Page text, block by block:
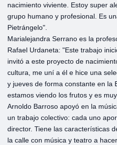
nacimiento viviente. Estoy super
grupo humano y profesional. Es
Pietrángelo".
Marialejandra Serrano es la
Rafael Urdaneta: "Este trabajo
invitó a este proyecto de
cultura, me uní a él e hice una
y jueves de forma constante en la
estamos viendo los frutos y es
Arnoldo Barroso apoyó en la
un trabajo colectivo: cada uno
director. Tiene las características
la calle con música y teatro a